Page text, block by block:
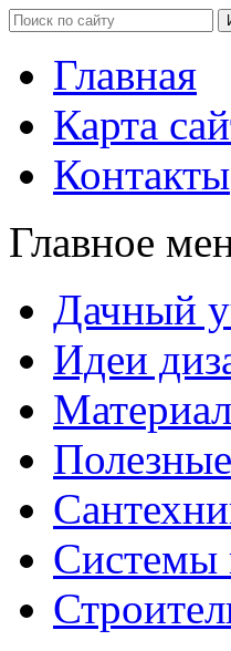
Главная
Карта
Контакты
Главное
Дачный
Идеи
Системы